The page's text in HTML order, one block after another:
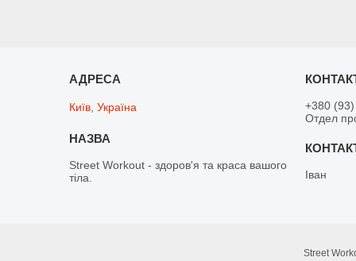
Київ, Україна
Street Workout - здоров'я та краса вашого
тіла.
+380
Отдел
Іван